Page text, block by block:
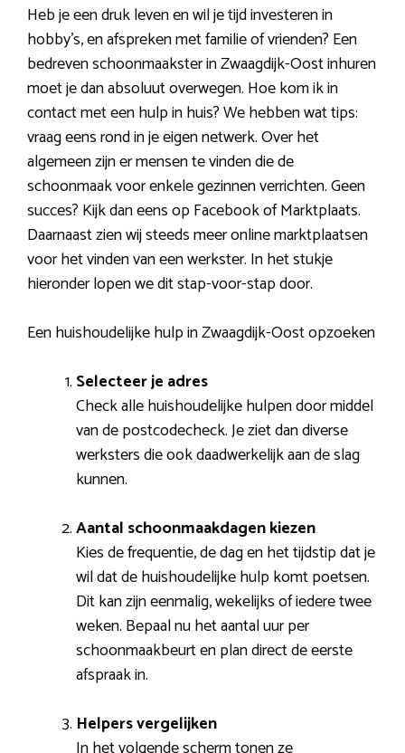
Heb je een druk leven en wil je tijd investeren in
hobby’s, en afspreken met familie of vrienden? Een
bedreven schoonmaakster in Zwaagdijk-Oost inhuren
moet je dan absoluut overwegen. Hoe kom ik in
contact met een hulp in huis? We hebben wat tips:
vraag eens rond in je eigen netwerk. Over het
algemeen zijn er mensen te vinden die de
schoonmaak voor enkele gezinnen verrichten. Geen
succes? Kijk dan eens op Facebook of Marktplaats.
Daarnaast zien wij steeds meer online marktplaatsen
voor het vinden van een werkster. In het stukje
hieronder lopen we dit stap-voor-stap door.
Een huishoudelijke hulp in Zwaagdijk-Oost opzoeken
Selecteer je adres
Check alle huishoudelijke hulpen door middel
van de postcodecheck. Je ziet dan diverse
werksters die ook daadwerkelijk aan de slag
kunnen.
Aantal schoonmaakdagen kiezen
Kies de frequentie, de dag en het tijdstip dat je
wil dat de huishoudelijke hulp komt poetsen.
Dit kan zijn eenmalig, wekelijks of iedere twee
weken. Bepaal nu het aantal uur per
schoonmaakbeurt en plan direct de eerste
afspraak in.
Helpers vergelijken